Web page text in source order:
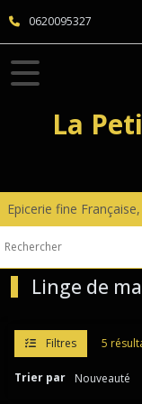
0620095327
La
Linge de
Filtres 5
Trier par
Fermer
FILTRES
réutilisable
(6)
maison
(5)